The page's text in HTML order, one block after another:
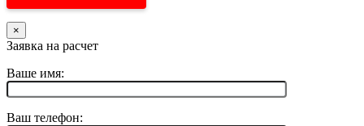
×
Заявка на расчет
Ваше имя:
Ваш телефон: